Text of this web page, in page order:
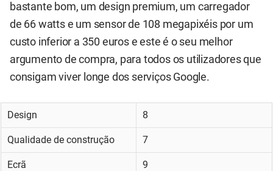
bastante bom, um design premium, um carregador
de 66 watts e um sensor de 108 megapixéis por um
custo inferior a 350 euros e este é o seu melhor
argumento de compra, para todos os utilizadores que
consigam viver longe dos serviços Google.
Design 8
Qualidade de construção 7
Ecrã 9